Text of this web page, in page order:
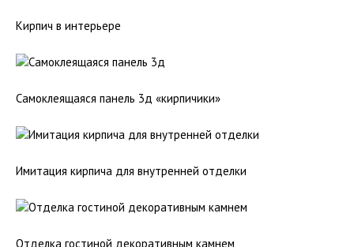
Кирпич в интерьере
Самоклеящаяся панель 3д «кирпичики»
Имитация кирпича для внутренней отделки
Отделка гостиной декоративным камнем